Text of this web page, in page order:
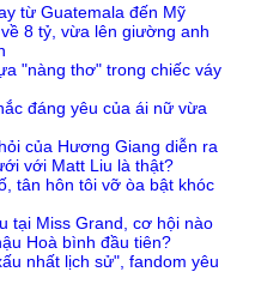
từ Guatemala đến Mỹ
8 tỷ, vừa lên giường anh
"nàng thơ" trong chiếc váy
đáng yêu của ái nữ vừa
của Hương Giang diễn ra
với Matt Liu là thật?
tân hôn tôi vỡ òa bật khóc
tại Miss Grand, cơ hội nào
Hoà bình đầu tiên?
nhất lịch sử", fandom yêu